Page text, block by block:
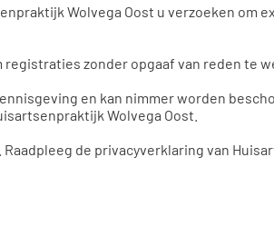
Wolvega Oost u verzoeken om
zonder opgaaf van reden te
en kan nimmer worden
Wolvega Oost.
de privacyverklaring van